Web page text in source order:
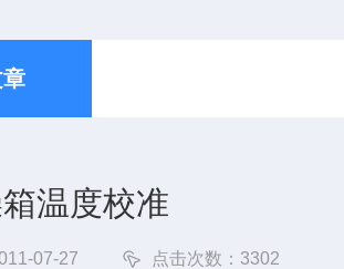
温度校准
07-27 点击次数：3302